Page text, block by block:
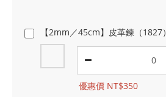
【2mm／45cm】皮革鍊（1827）
優惠價 NT$350